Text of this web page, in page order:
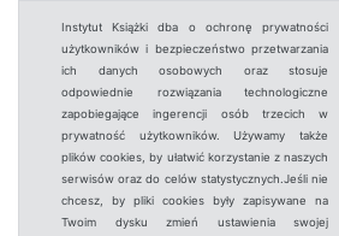
Instytut Książki dba o ochronę prywatności
użytkowników i bezpieczeństwo przetwarzania
ich danych osobowych oraz stosuje
odpowiednie rozwiązania technologiczne
zapobiegające ingerencji osób trzecich w
prywatność użytkowników. Używamy także
plików cookies, by ułatwić korzystanie z naszych
serwisów oraz do celów statystycznych.Jeśli nie
chcesz, by pliki cookies były zapisywane na
Twoim dysku zmień ustawienia swojej